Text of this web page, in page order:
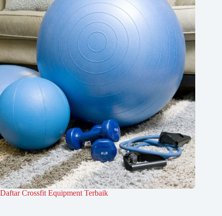
Daftar Crossfit Equipment Terbaik